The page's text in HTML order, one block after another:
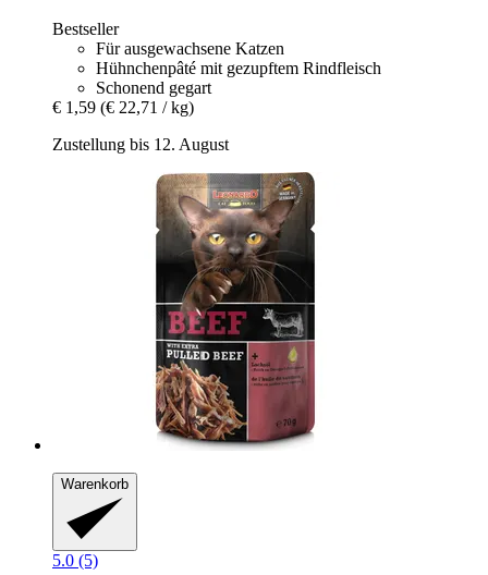
Bestseller
Für ausgewachsene Katzen
Hühnchenpâté mit gezupftem Rindfleisch
Schonend gegart
€ 1,59 (€ 22,71 / kg)
Zustellung bis 12. August
Warenkorb
5.0 (5)